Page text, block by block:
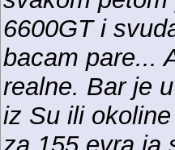
6600GT i
bacam pare...
realne. Bar je
iz Su ili